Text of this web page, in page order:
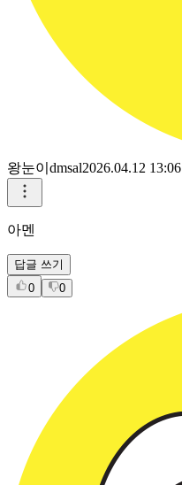
왕눈이dmsal2026.04.12 13:06
아멘
답글 쓰기
0
0